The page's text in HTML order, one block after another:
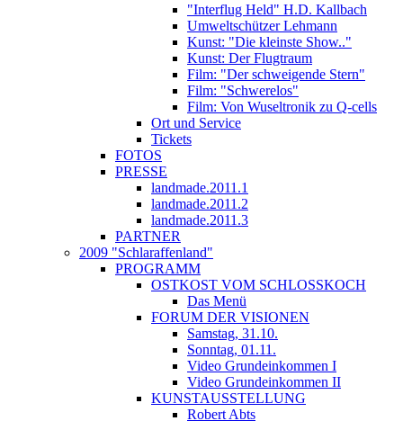
"Interflug Held" H.D. Kallbach
Umweltschützer Lehmann
Kunst: "Die kleinste Show.."
Kunst: Der Flugtraum
Film: "Der schweigende Stern"
Film: "Schwerelos"
Film: Von Wuseltronik zu Q-cells
Ort und Service
Tickets
FOTOS
PRESSE
landmade.2011.1
landmade.2011.2
landmade.2011.3
PARTNER
2009 "Schlaraffenland"
PROGRAMM
OSTKOST VOM SCHLOSSKOCH
Das Menü
FORUM DER VISIONEN
Samstag, 31.10.
Sonntag, 01.11.
Video Grundeinkommen I
Video Grundeinkommen II
KUNSTAUSSTELLUNG
Robert Abts